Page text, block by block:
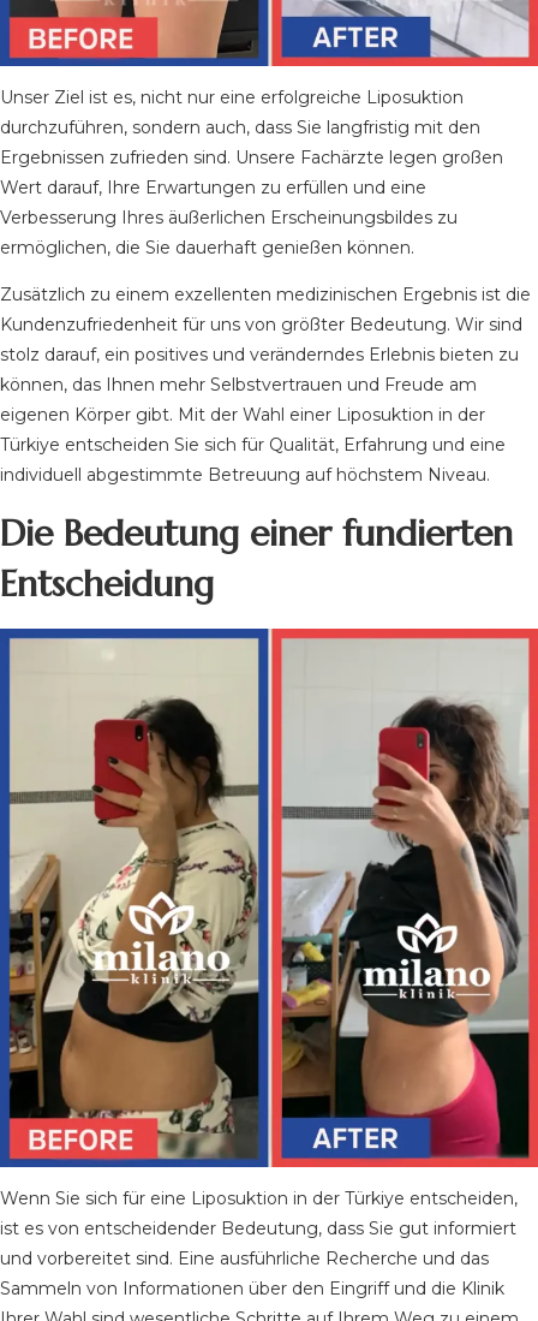
Unser Ziel ist es, nicht nur eine erfolgreiche Liposuktion
durchzuführen, sondern auch, dass Sie langfristig mit den
Ergebnissen zufrieden sind. Unsere Fachärzte legen großen
Wert darauf, Ihre Erwartungen zu erfüllen und eine
Verbesserung Ihres äußerlichen Erscheinungsbildes zu
ermöglichen, die Sie dauerhaft genießen können.
Zusätzlich zu einem exzellenten medizinischen Ergebnis ist die
Kundenzufriedenheit für uns von größter Bedeutung. Wir sind
stolz darauf, ein positives und veränderndes Erlebnis bieten zu
können, das Ihnen mehr Selbstvertrauen und Freude am
eigenen Körper gibt. Mit der Wahl einer Liposuktion in der
Türkiye entscheiden Sie sich für Qualität, Erfahrung und eine
individuell abgestimmte Betreuung auf höchstem Niveau.
Die Bedeutung einer fundierten
Entscheidung
Wenn Sie sich für eine Liposuktion in der Türkiye entscheiden,
ist es von entscheidender Bedeutung, dass Sie gut informiert
und vorbereitet sind. Eine ausführliche Recherche und das
Sammeln von Informationen über den Eingriff und die Klinik